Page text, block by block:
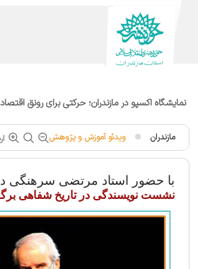
نمایشگاه اکسپو در مازندران؛ حرکتی برای رونق
متعهد
مازندران ویدئو آموزش و پژوهش
با حضور استاد مرتضی سرهنگی
نشست نویسندگی در تاریخ شفاهی